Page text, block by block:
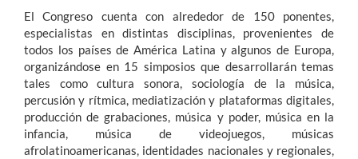
El Congreso cuenta con alrededor de 150 ponentes,
especialistas en distintas disciplinas, provenientes de
todos los países de América Latina y algunos de Europa,
organizándose en 15 simposios que desarrollarán temas
tales como cultura sonora, sociología de la música,
percusión y rítmica, mediatización y plataformas digitales,
producción de grabaciones, música y poder, música en la
infancia, música de videojuegos, músicas
afrolatinoamericanas, identidades nacionales y regionales,